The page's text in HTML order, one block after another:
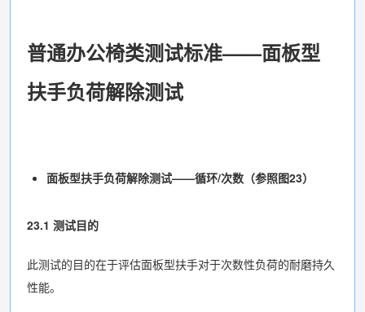
普通办公椅类测试标准——面板型
扶手负荷解除测试
面板型扶手负荷解除测试——循环/次数（参照图23）
23.1 测试目的
此测试的目的在于评估面板型扶手对于次数性负荷的耐磨持久
性能。